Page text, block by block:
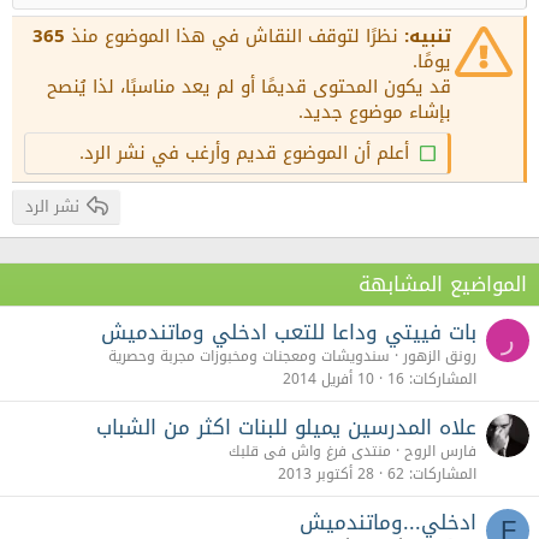
15
18
22
26
Georgia
Times New Roman
Trebuchet MS
Verdana
Justify text
عنوان 2
عنوان 3 تنبيه: نظرًا لتوقف النقاش في هذا الموضوع منذ 365
يومًا.
قد يكون المحتوى قديمًا أو لم يعد مناسبًا، لذا يُنصح
بإشاء موضوع جديد.
أعلم أن الموضوع قديم وأرغب في نشر الرد.
نشر الرد
المواضيع المشابهة
ر بات فييتي وداعا للتعب ادخلي وماتندميش
رونق الزهور سندويشات ومعجنات ومخبوزات مجربة وحصرية
المشاركات 16 10 أفريل 2014
علاه المدرسين يميلو للبنات اكثر من الشباب
فارس الروح منتدى فرغ واش فى قلبك
المشاركات 62 28 أكتوبر 2013
F ادخلي...وماتندميش